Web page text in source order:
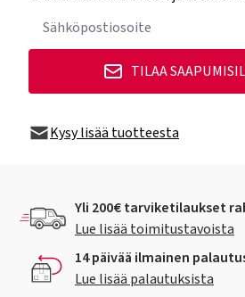
TILAA
Kysy lisää tuotteesta
Yli 200€ tarviketilaukset
Lue lisää toimitustavoista
14 päivää ilmainen
Lue lisää palautuksista